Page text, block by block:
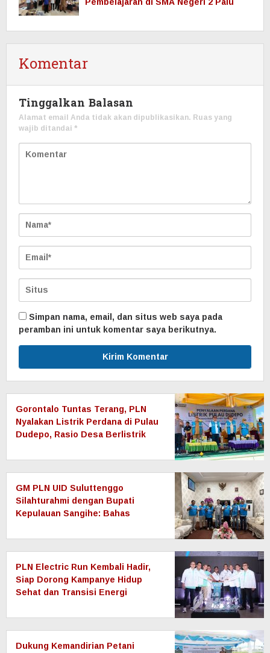
Komentar
Tinggalkan Balasan
Alamat email Anda tidak akan dipublikasikan. Ruas yang
wajib ditandai *
Simpan nama, email, dan situs web saya pada
peramban ini untuk komentar saya berikutnya.
Gorontalo Tuntas Terang, PLN
Nyalakan Listrik Perdana di Pulau
Dudepo, Rasio Desa Berlistrik
Persen
GM PLN UID Suluttenggo
Silahturahmi dengan Bupati
Kepulauan Sangihe: Bahas
hingga Pemulihan Pascabencana
Tamako
PLN Electric Run Kembali Hadir,
Siap Dorong Kampanye Hidup
Sehat dan Transisi Energi
Dukung Kemandirian Petani